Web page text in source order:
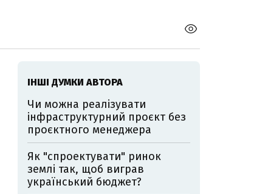
ІНШІ ДУМКИ АВТОРА
Чи можна реалізувати
інфраструктурний проєкт без
проєктного менеджера
Як "спроектувати" ринок
землі так, щоб виграв
український бюджет?